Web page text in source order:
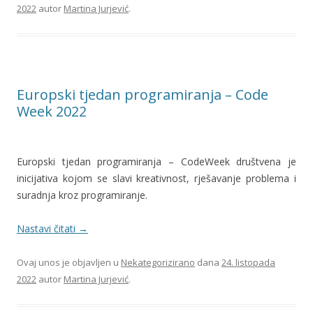
2022 autor Martina Jurjević.
Europski tjedan programiranja – Code
Week 2022
Europski tjedan programiranja – CodeWeek društvena je
inicijativa kojom se slavi kreativnost, rješavanje problema i
suradnja kroz programiranje.
Nastavi čitati →
Ovaj unos je objavljen u Nekategorizirano dana 24. listopada
2022 autor Martina Jurjević.